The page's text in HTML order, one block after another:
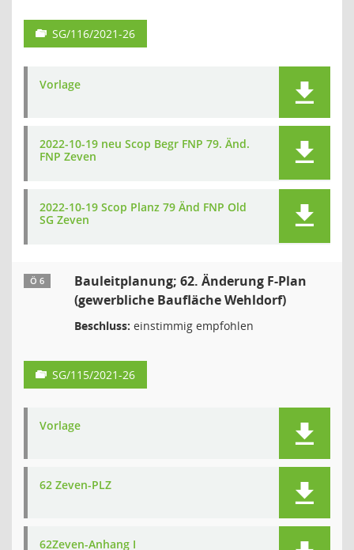
SG/116/2021-26
Vorlage
2022-10-19 neu Scop Begr FNP 79. Änd.
FNP Zeven
2022-10-19 Scop Planz 79 Änd FNP Old
SG Zeven
Ö 6
Bauleitplanung; 62. Änderung F-Plan
(gewerbliche Baufläche Wehldorf)
Beschluss: einstimmig empfohlen
SG/115/2021-26
Vorlage
62 Zeven-PLZ
62Zeven-Anhang I